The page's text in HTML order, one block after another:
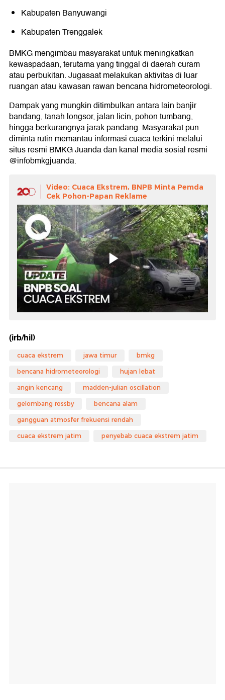
Kabupaten Banyuwangi
Kabupaten Trenggalek
BMKG mengimbau masyarakat untuk meningkatkan
kewaspadaan, terutama yang tinggal di daerah curam
atau perbukitan. Jugasaat melakukan aktivitas di luar
ruangan atau kawasan rawan bencana hidrometeorologi.
Dampak yang mungkin ditimbulkan antara lain banjir
bandang, tanah longsor, jalan licin, pohon tumbang,
hingga berkurangnya jarak pandang. Masyarakat pun
diminta rutin memantau informasi cuaca terkini melalui
situs resmi BMKG Juanda dan kanal media sosial resmi
@infobmkgjuanda.
Video: Cuaca Ekstrem, BNPB Minta Pemda
Cek Pohon-Papan Reklame
(irb/hil)
cuaca ekstrem jawa timur bmkg
bencana hidrometeorologi hujan lebat
angin kencang madden-julian oscillation
gelombang rossby bencana alam
gangguan atmosfer frekuensi rendah
cuaca ekstrem jatim penyebab cuaca ekstrem jatim